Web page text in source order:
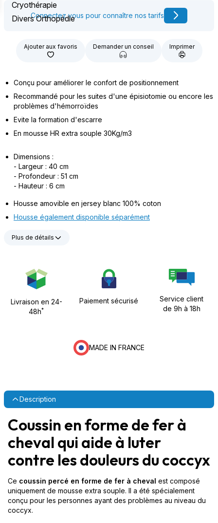
Cryothérapie
Divers Orthopédie
Connectez vous pour connaître nos tarifs
Ajouter aux favoris Demander un conseil Imprimer
Conçu pour améliorer le confort de positionnement
Recommandé pour les suites d'une épisiotomie ou encore les
problèmes d'hémorroïdes
Evite la formation d'escarre
En mousse HR extra souple 30Kg/m3
Dimensions :
- Largeur : 40 cm
- Profondeur : 51 cm
- Hauteur : 6 cm
Housse amovible en jersey blanc 100% coton
Housse également disponible séparément
Plus de détails
Livraison en 24-
48h*
Paiement sécurisé
Service client
de 9h à 18h
MADE IN FRANCE
Description
Coussin en forme de fer à
cheval qui aide à luter
contre les douleurs du coccyx
Ce coussin percé en forme de fer à cheval est composé
uniquement de mousse extra souple. Il a été spécialement
conçu pour les personnes ayant des problèmes au niveau du
coccyx.